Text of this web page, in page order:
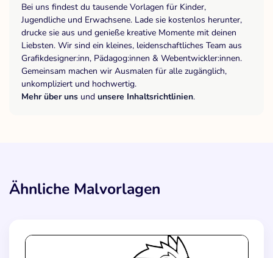
Bei uns findest du tausende Vorlagen für Kinder,
Jugendliche und Erwachsene. Lade sie kostenlos herunter,
drucke sie aus und genieße kreative Momente mit deinen
Liebsten. Wir sind ein kleines, leidenschaftliches Team aus
Grafikdesigner:inn, Pädagog:innen & Webentwickler:innen.
Gemeinsam machen wir Ausmalen für alle zugänglich,
unkompliziert und hochwertig.
Mehr über uns und unsere Inhaltsrichtlinien.
Ähnliche Malvorlagen